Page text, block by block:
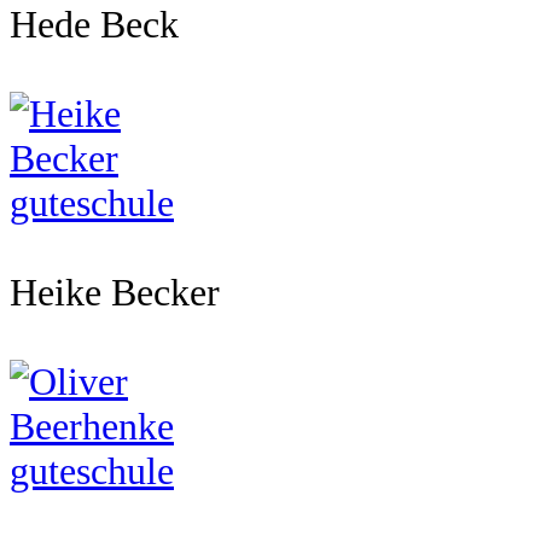
Hede Beck
Heike Becker